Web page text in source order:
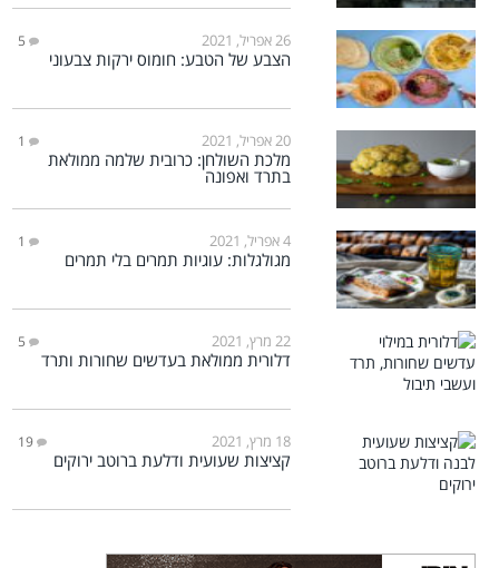
26 אפריל, 2021 5
הצבע של הטבע: חומוס ירקות צבעוני
20 אפריל, 2021 1
מלכת השולחן: כרובית שלמה ממולאת
בתרד ואפונה
4 אפריל, 2021 1
מגולגלות: עוגיות תמרים בלי תמרים
22 מרץ, 2021 5
דלורית ממולאת בעדשים שחורות ותרד
18 מרץ, 2021 19
קציצות שעועית ודלעת ברוטב ירוקים